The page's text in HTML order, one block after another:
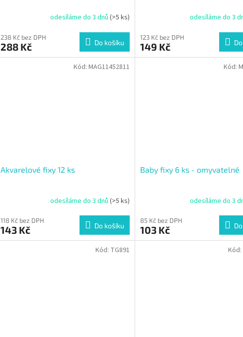
odesíláme do 3 dnů (>5 ks)
238 Kč bez DPH
288 Kč Do košíku
odesíláme do 3
123 Kč bez DPH
149 Kč
Akvarelové fixy 12 ks
odesíláme do 3 dnů (>5 ks)
118 Kč bez DPH
143 Kč Do košíku
Kód: MAG11452811
Baby fixy 6 ks - omyvatelné
odesíláme do 3
85 Kč bez DPH
103 Kč
Kód:
Kód: TG891 Kód: